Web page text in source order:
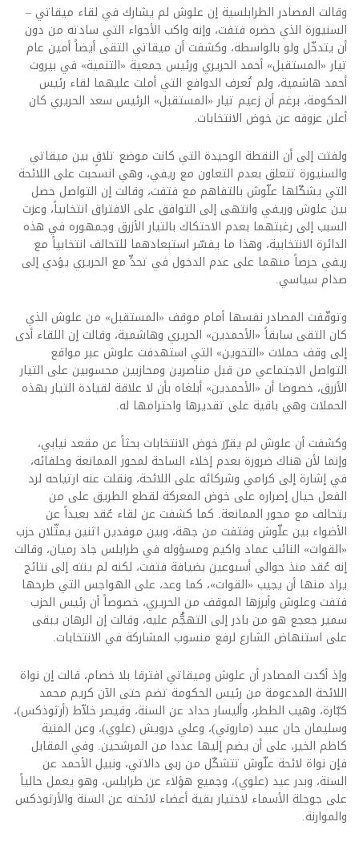
وقالت المصادر الطرابلسية إن علوش لم يشارك في لقاء ميقاتي –
السنيورة الذي حضره فتفت، وإنه واكب الأجواء التي سادته من دون
أن يتدخّل ولو بالواسطة، وكشفت أن ميقاتي التقى أيضاً أمين عام
تيار «المستقبل» أحمد الحريري ورئيس جمعية «التنمية» في بيروت
أحمد هاشمية، ولم تُعرف الدوافع التي أملت عليهما لقاء رئيس
الحكومة، برغم أن زعيم تيار «المستقبل» الرئيس سعد الحريري كان
أعلن عزوفه عن خوض الانتخابات.
ولفتت إلى أن النقطة الوحيدة التي كانت موضع تلاقٍ بين ميقاتي
والسنيورة تتعلق بعدم التعاون مع ريفي، وهي انسحبت على اللائحة
التي يشكّلها علّوش بالتفاهم مع فتفت، وقالت إن التواصل حصل
بين علوش وريفي وانتهى إلى التوافق على الافتراق انتخابياً، وعزت
السبب إلى رغبتهما بعدم الاحتكاك بالتيار الأزرق وجمهوره في هذه
الدائرة الانتخابية، وهذا ما يفسّر استبعادهما للتحالف انتخابياً مع
ريفي حرصاً منهما على عدم الدخول في تحدٍّ مع الحريري يؤدي إلى
صدام سياسي.
وتوقّفت المصادر نفسها أمام موقف «المستقبل» من علوش الذي
كان التقى سابقاً «الأحمدين» الحريري وهاشمية، وقالت إن اللقاء أدى
إلى وقف حملات «التخوين» التي استهدفت علوش عبر مواقع
التواصل الاجتماعي من قبل مناصرين ومحازبين محسوبين على التيار
الأزرق، خصوصا أن «الأحمدين» أبلغاه بأن لا علاقة لقيادة التيار بهذه
الحملات وهي باقية على تقديرها واحترامها له.
وكشفت أن علوش لم يقرّر خوض الانتخابات بحثاً عن مقعد نيابي،
وإنما لأن هناك ضرورة بعدم إخلاء الساحة لمحور الممانعة وحلفائه،
في إشارة إلى كرامي وشركائه على اللائحة، ونقلت عنه ارتياحه لرد
الفعل حيال إصراره على خوض المعركة لقطع الطريق على من
يتحالف مع محور الممانعة. كما كشفت عن لقاء عُقد بعيداً عن
الأضواء بين علّوش وفتفت من جهة، وبين موفدين اثنين يمثّلان حزب
«القوات» النائب عماد واكيم ومسؤوله في طرابلس جاد رميان، وقالت
إنه عُقد منذ حوالي أسبوعين بضيافة فتفت، لكنه لم ينته إلى نتائج
يراد منها أن يجيب «القوات»، كما وعد، على الهواجس التي طرحها
فتفت وعلوش وأبرزها الموقف من الحريري، خصوصاً أن رئيس الحزب
سمير جعجع هو من بادر إلى التهجُّم عليه، وقالت إن الرهان يبقى
على استنهاض الشارع لرفع منسوب المشاركة في الانتخابات.
وإذ أكدت المصادر أن علوش وميقاتي افترقا بلا خصام، قالت إن نواة
اللائحة المدعومة من رئيس الحكومة تضم حتى الآن كريم محمد
كبّارة، وهيب الططر، وأليسار حداد عن السنة، وقيصر خلاّط (أرثوذكس)،
وسليمان جان عبيد (ماروني)، وعلي درويش (علوي)، وعن المنية
كاظم الخير، على أن يضم إليها عددا من المرشحين. وفي المقابل
فإن نواة لائحة علّوش تتشكّل من ربى دالاتي، ونبيل الأحمد عن
السنة، وبدر عيد (علوي)، وجميع هؤلاء عن طرابلس، وهو يعمل حالياً
على جوجلة الأسماء لاختيار بقية أعضاء لائحته عن السنة والأرثوذكس
والموارنة.